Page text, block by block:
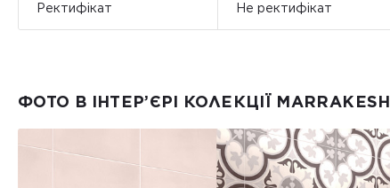
Ректифікат Не ректифікат
ФОТО В ІНТЕР’ЄРІ КОЛЕКЦІЇ MARRAKESH